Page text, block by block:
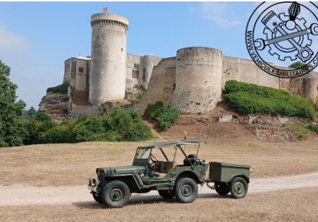
Véhicules Militaires .com
Bienvenue sur LE forum des passionnés de Véhicules Militaires de toutes nationalités et de
toutes époques. De nombreuses rubriques sont à votre disposition pour vous venir en aide,
ou simplement partager vos activités.